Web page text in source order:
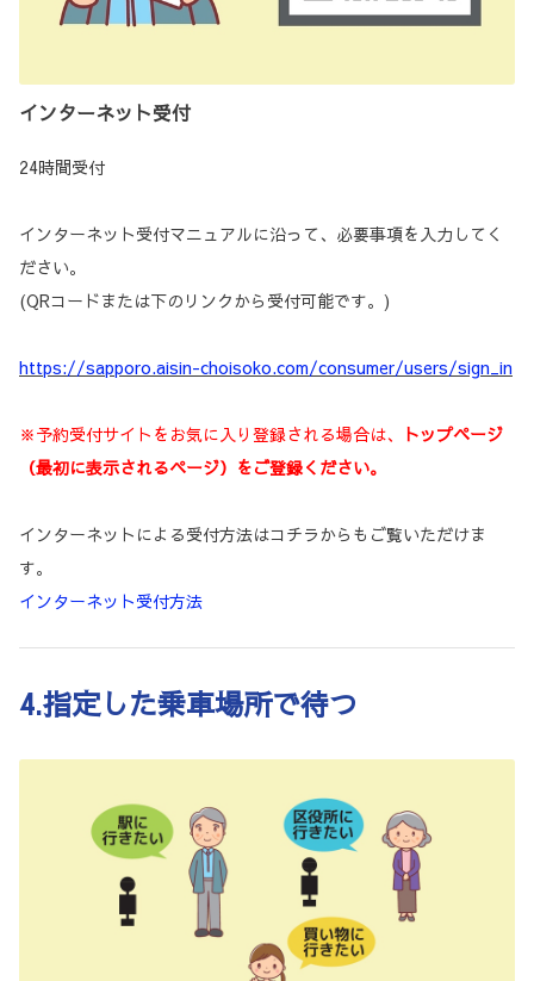
インターネット受付
24時間受付
インターネット受付マニュアルに沿って、必要事項を入力してく
ださい。
(QRコードまたは下のリンクから受付可能です。)
https://sapporo.aisin-choisoko.com/consumer/users/sign_in
※予約受付サイトをお気に入り登録される場合は、 トップページ
（最初に表示されるページ）をご登録ください。
インターネットによる受付方法はコチラからもご覧いただけま
す。
インターネット受付方法
4.指定した乗車場所で待つ